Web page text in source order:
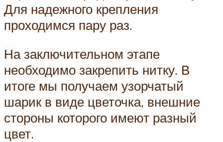
Для надежного крепления
проходимся пару раз.
На заключительном этапе
необходимо закрепить нитку. В
итоге мы получаем узорчатый
шарик в виде цветочка, внешние
стороны которого имеют разный
цвет.